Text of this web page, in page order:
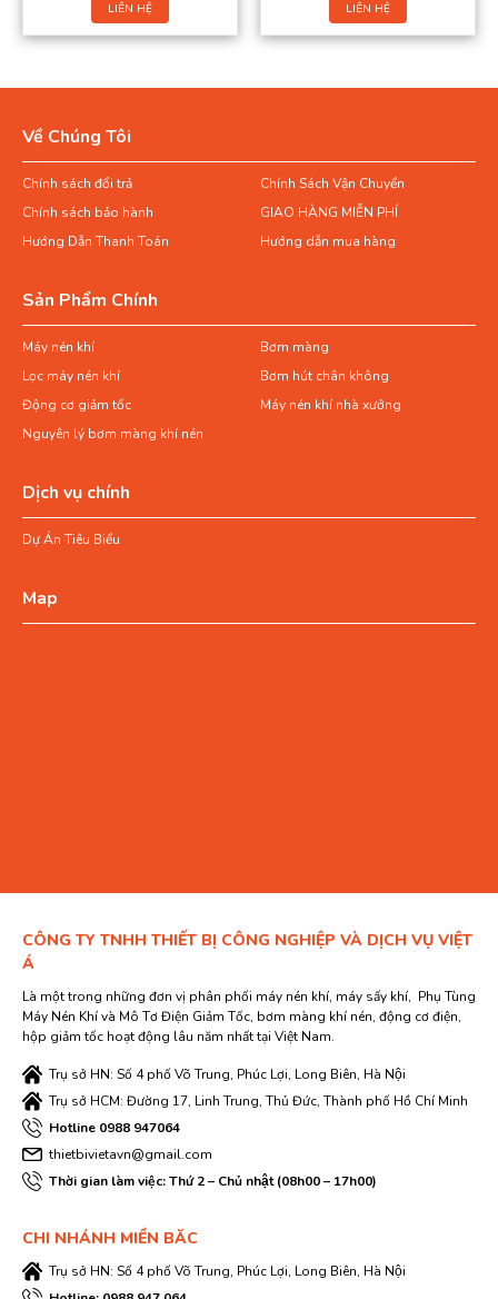
LIÊN HỆ LIÊN HỆ
Về Chúng Tôi
Chính sách đổi trả
Chính Sách Vận Chuyển
Chính sách bảo hành
GIAO HÀNG MIỄN PHÍ
Hướng Dẫn Thanh Toán
Hướng dẫn mua hàng
Sản Phẩm Chính
Máy nén khí
Bơm màng
Lọc máy nén khí
Bơm hút chân không
Động cơ giảm tốc
Máy nén khí nhà xưởng
Nguyên lý bơm màng khí nén
Dịch vụ chính
Dự Án Tiêu Biểu
Map
CÔNG TY TNHH THIẾT BỊ CÔNG NGHIỆP VÀ DỊCH VỤ VIỆT
Á
Là một trong những đơn vị phân phối máy nén khí, máy sấy khí, Phụ Tùng
Máy Nén Khí và Mô Tơ Điện Giảm Tốc, bơm màng khí nén, động cơ điện,
hộp giảm tốc hoạt động lâu năm nhất tại Việt Nam.
Trụ sở HN: Số 4 phố Võ Trung, Phúc Lợi, Long Biên, Hà Nội
Trụ sở HCM: Đường 17, Linh Trung, Thủ Đức, Thành phố Hồ Chí Minh
Hotline 0988 947064
thietbivietavn@gmail.com
Thời gian làm việc: Thứ 2 – Chủ nhật (08h00 – 17h00)
CHI NHÁNH MIỀN BĂC
Trụ sở HN: Số 4 phố Võ Trung, Phúc Lợi, Long Biên, Hà Nội